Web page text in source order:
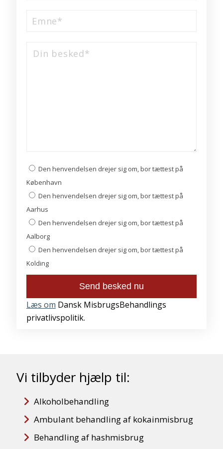
Den henvendelsen drejer sig om, bor tættest på
København
Den henvendelsen drejer sig om, bor tættest på
Aarhus
Den henvendelsen drejer sig om, bor tættest på
Aalborg
Den henvendelsen drejer sig om, bor tættest på
Kolding
Læs om Dansk MisbrugsBehandlings
privatlivspolitik.
Vi tilbyder hjælp til:
Alkoholbehandling
Ambulant behandling af kokainmisbrug
Behandling af hashmisbrug